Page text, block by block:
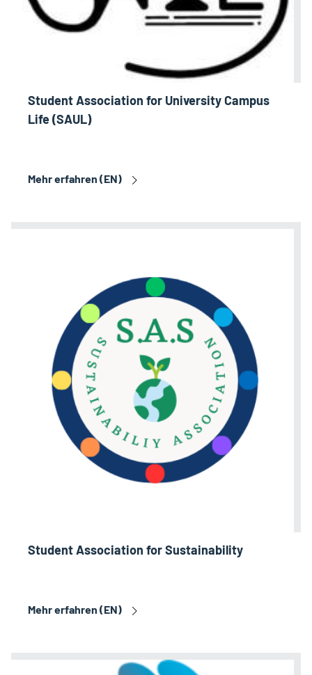
Student Association for University Campus
Life (SAUL)
Mehr erfahren (EN)
Student Association for Sustainability
Mehr erfahren (EN)